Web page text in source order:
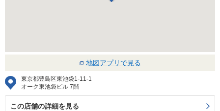
地図アプリで見る
東京都豊島区東池袋1-11-1
オーク東池袋ビル 7階
この店舗の詳細を見る